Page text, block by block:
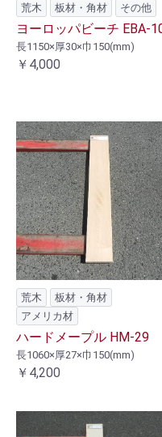
荒木 板材・角材 その他
ヨーロッパビーチ EBA-
長1150×厚30×巾150(mm)
￥4,000
荒木
板材・角材
アメリカ材
ハードメープル HM-29
長1060×厚27×巾150(mm)
￥4,200